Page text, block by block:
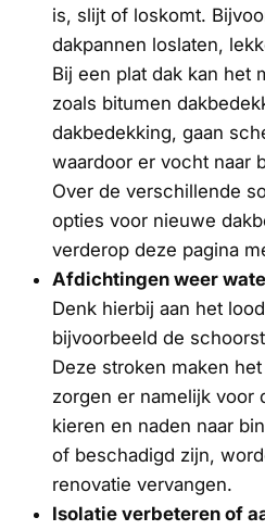
is, slijt of loskomt.
dakpannen loslaten,
Bij een plat dak kan het
zoals bitumen
dakbedekking, gaan
waardoor er vocht naar
Over de verschillende
opties voor nieuwe
verderop deze pagina
Afdichtingen weer
Denk hierbij aan het
bijvoorbeeld de
Deze stroken maken
zorgen er namelijk voor
kieren en naden naar
of beschadigd zijn,
renovatie vervangen.
Isolatie verbeteren of